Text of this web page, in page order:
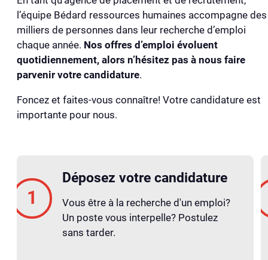
l’équipe Bédard ressources humaines accompagne des
milliers de personnes dans leur recherche d’emploi
chaque année. Nos offres d’emploi évoluent
quotidiennement, alors n’hésitez pas à nous faire
parvenir votre candidature.
Foncez et faites-vous connaître! Votre candidature est
importante pour nous.
Déposez votre candidature
Vous être à la recherche d'un emploi?
Un poste vous interpelle? Postulez
sans tarder.